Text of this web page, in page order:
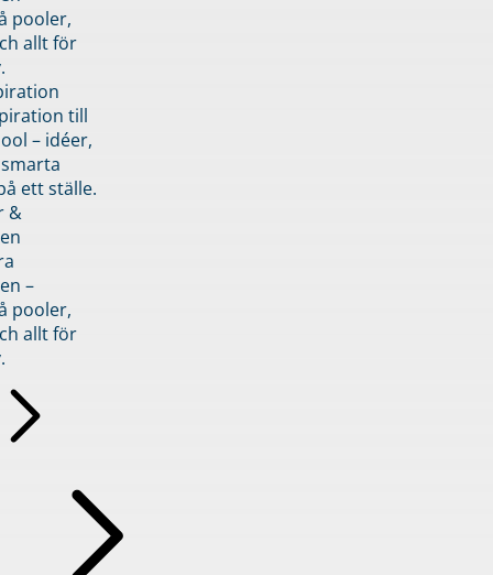
pooler,
allt för
till
– idéer,
ett ställe.
&
–
pooler,
allt för